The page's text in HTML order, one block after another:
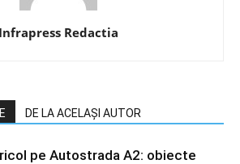
Infrapress Redactia
DE LA ACELAȘI AUTOR
pe Autostrada A2: obiecte